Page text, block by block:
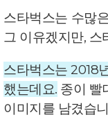
스타벅스는 수많
그 이유겠지만, 스
스타벅스는 2018
했는데요. 종이 빨
이미지를 남겼습